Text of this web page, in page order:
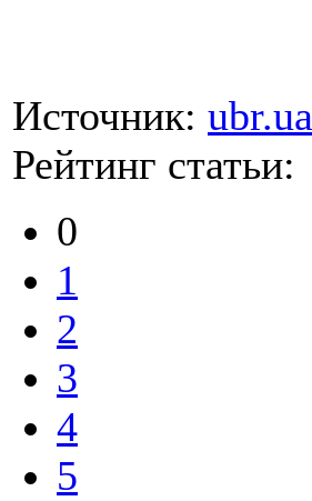
Источник: ubr.ua
Рейтинг статьи:
0
1
2
3
4
5